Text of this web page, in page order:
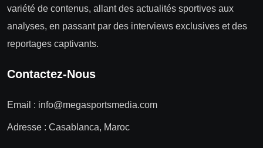
variété de contenus, allant des actualités sportives aux
analyses, en passant par des interviews exclusives et des
reportages captivants.
Contactez-Nous
Email : info@megasportsmedia.com
Adresse : Casablanca, Maroc